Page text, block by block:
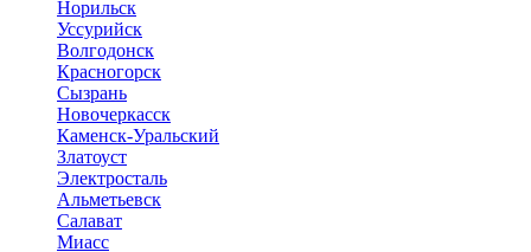
Норильск
Уссурийск
Волгодонск
Красногорск
Сызрань
Новочеркасск
Каменск-Уральский
Златоуст
Электросталь
Альметьевск
Салават
Миасс